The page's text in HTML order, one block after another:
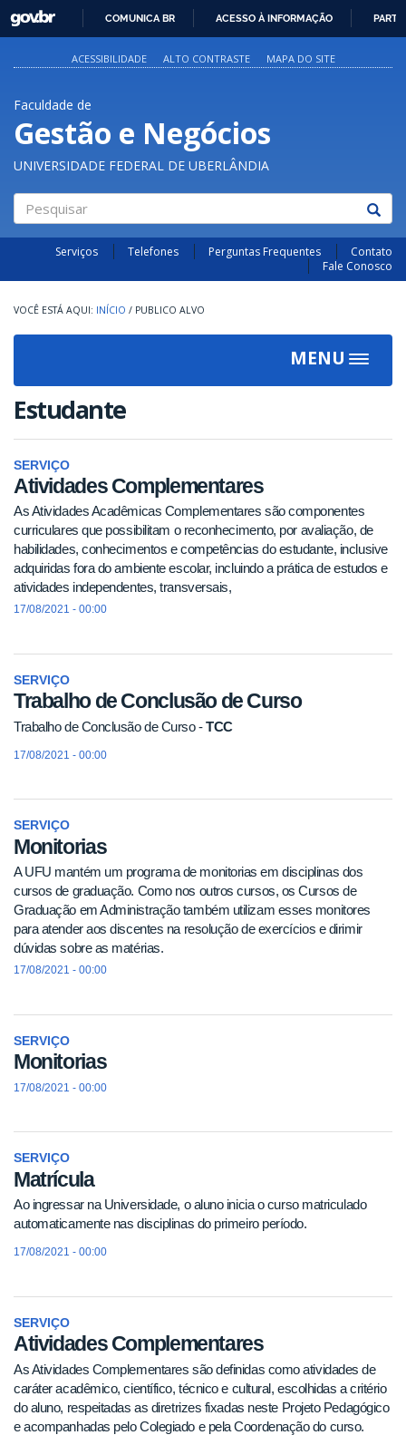
PARA
O
GOVBR
COMUNICA BR ACESSO À INFORMAÇÃO
ACESSIBILIDADE ALTO CONTRASTE MAPA DO SITE
Faculdade de
Gestão e Negócios
UNIVERSIDADE FEDERAL DE UBERLÂNDIA
Pesquisar
Serviços Telefones Perguntas Frequentes
Contato
Fale Conosco
INÍCIO / PUBLICO ALVO
MENU
Toggle
Estudante
SERVIÇO
Atividades Complementares
As Atividades Acadêmicas Complementares são componentes
curriculares que possibilitam o reconhecimento, por avaliação, de
habilidades, conhecimentos e competências do estudante, inclusive
adquiridas fora do ambiente escolar, incluindo a prática de estudos e
atividades independentes, transversais,
17/08/2021 - 00:00
SERVIÇO
Trabalho de Conclusão de Curso
Trabalho de Conclusão de Curso -TCC
17/08/2021 - 00:00
SERVIÇO
Monitorias
A UFU mantém um programa de monitorias em disciplinas dos
cursos de graduação. Como nos outros cursos, os Cursos de
Graduação em Administração também utilizam esses monitores
para atender aos discentes na resolução de exercícios e dirimir
dúvidas sobre as matérias.
17/08/2021 - 00:00
SERVIÇO
Monitorias
17/08/2021 - 00:00
SERVIÇO
Matrícula
Ao ingressar na Universidade, o aluno inicia o curso matriculado
automaticamente nas disciplinas do primeiro período.
17/08/2021 - 00:00
SERVIÇO
Atividades Complementares
As Atividades Complementares são definidas como atividades de
caráter acadêmico, científico, técnico e cultural, escolhidas a critério
do aluno, respeitadas as diretrizes fixadas neste Projeto Pedagógico
e acompanhadas pelo Colegiado e pela Coordenação do curso.